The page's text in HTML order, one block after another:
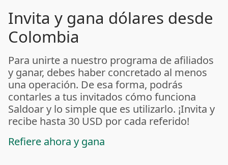
Invita y gana dólares desde
Colombia
Para unirte a nuestro programa de afiliados
y ganar, debes haber concretado al menos
una operación. De esa forma, podrás
contarles a tus invitados cómo funciona
Saldoar y lo simple que es utilizarlo. ¡Invita y
recibe hasta 30 USD por cada referido!
Refiere ahora y gana